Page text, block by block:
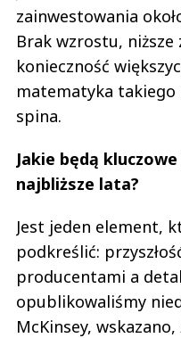
zainwestowania
Brak wzrostu,
konieczność
matematyka
spina.
Jakie będą
najbliższe lata?
Jest jeden element,
podkreślić:
producentami a
opublikowaliśmy
McKinsey, wskazano,